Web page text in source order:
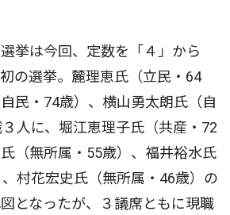
挙は今回、定数を「４」から
初の選挙。麓理恵氏（立民・64
民・74歳）、横山勇太朗氏（自
人に、堀江恵理子氏（共産・72
（無所属・55歳）、福井裕水氏
、村花宏史氏（無所属・46歳）の
となったが、３議席ともに現職